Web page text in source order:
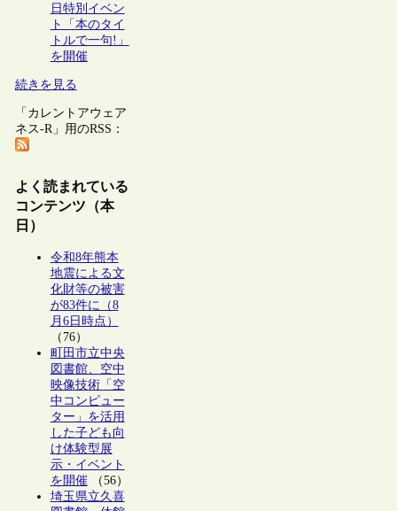
日特別イベン
ト「本のタイ
トルで一句!」
を開催
続きを見る
「カレントアウェア
ネス-R」用のRSS：
よく読まれている
コンテンツ（本
日）
令和8年熊本
地震による文
化財等の被害
が83件に（8
月6日時点）
（76）
町田市立中央
図書館、空中
映像技術「空
中コンピュー
ター」を活用
した子ども向
け体験型展
示・イベント
を開催（56）
埼玉県立久喜